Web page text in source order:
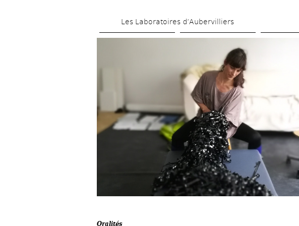
Les Laboratoires d’Aubervilliers
Oralités